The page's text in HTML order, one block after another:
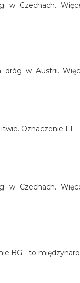
w Czechach.
dróg w Austrii.
Oznaczenie LT
w Czechach.
BG - to